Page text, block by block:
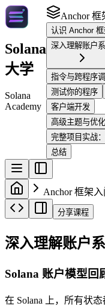
Solana
大学
Solana
Academy
Anchor 框
认识 Anchor
深入理解账户
指令与跨程序
测试你的程序
客户端开发
高级主题与优化
完整项目实战
总结
Anchor 框架入
分享课程
深入理解账户
Solana 账户模型回
在 Solana 上，所有状